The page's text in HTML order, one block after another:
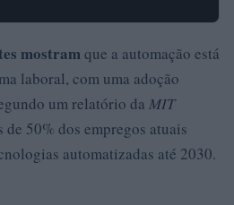
mostramque a automação está
laboral, com uma adoção
um relatório da MIT
de 50% dos empregos atuais
automatizadas até 2030.